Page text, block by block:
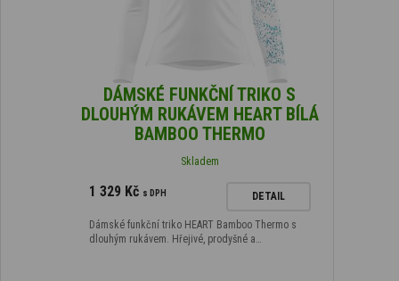
DÁMSKÉ FUNKČNÍ TRIKO S
DLOUHÝM RUKÁVEM HEART BÍLÁ
BAMBOO THERMO
Skladem
1 329 Kč s DPH DETAIL
Dámské funkční triko HEART Bamboo Thermo s
dlouhým rukávem. Hřejivé, prodyšné a…